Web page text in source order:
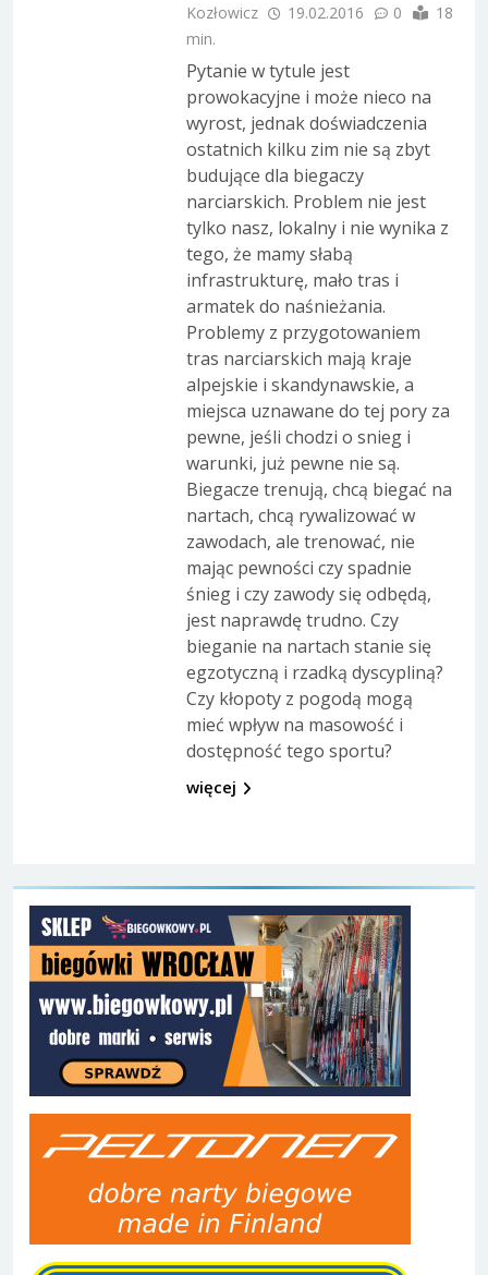
Kozłowicz
19.02.2016 0
18
min.
Pytanie w tytule jest
prowokacyjne i może nieco na
wyrost, jednak doświadczenia
ostatnich kilku zim nie są zbyt
budujące dla biegaczy
narciarskich. Problem nie jest
tylko nasz, lokalny i nie wynika z
tego, że mamy słabą
infrastrukturę, mało tras i
armatek do naśnieżania.
Problemy z przygotowaniem
tras narciarskich mają kraje
alpejskie i skandynawskie, a
miejsca uznawane do tej pory za
pewne, jeśli chodzi o snieg i
warunki, już pewne nie są.
Biegacze trenują, chcą biegać na
nartach, chcą rywalizować w
zawodach, ale trenować, nie
mając pewności czy spadnie
śnieg i czy zawody się odbędą,
jest naprawdę trudno. Czy
bieganie na nartach stanie się
egzotyczną i rzadką dyscypliną?
Czy kłopoty z pogodą mogą
mieć wpływ na masowość i
dostępność tego sportu?
więcej